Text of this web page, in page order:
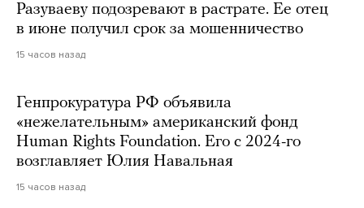
Разуваеву подозревают в растрате. Ее отец
в июне получил срок за мошенничество
15 часов назад
Генпрокуратура РФ объявила
«нежелательным» американский фонд
Human Rights Foundation. Его с 2024-го
возглавляет Юлия Навальная
15 часов назад